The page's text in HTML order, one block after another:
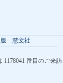
版 慧文社
1178041 番目のご来訪